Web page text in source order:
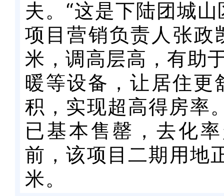
夫。“这是下陆团城
项目营销负责人张
米，调高层高，有助
暖等设备，让居住更
积，实现超高得房率
已基本售罄，去化
前，该项目二期用地
米。